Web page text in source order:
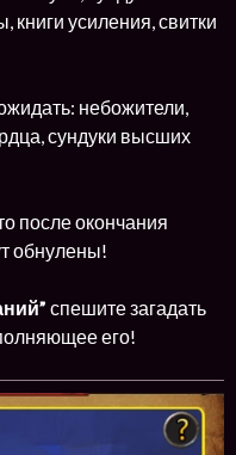
усиления, свитки
небожители,
сундуки высших
после окончания
обнулены!
спешите загадать
его!